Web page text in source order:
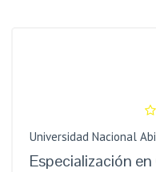
Universidad Nacional
Especialización